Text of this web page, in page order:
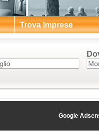
Trova Imprese
Google